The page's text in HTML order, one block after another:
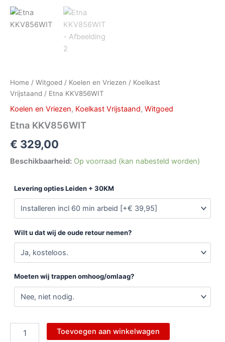
Home / Witgoed / Koelen en Vriezen / Koelkast
Vrijstaand / Etna KKV856WIT
Koelen en Vriezen, Koelkast Vrijstaand, Witgoed
Etna KKV856WIT
€ 329,00
Beschikbaarheid: Op voorraad (kan nabesteld worden)
Levering opties Leiden + 30KM
Wilt u dat wij de oude retour nemen?
Moeten wij trappen omhoog/omlaag?
Toevoegen aan winkelwagen